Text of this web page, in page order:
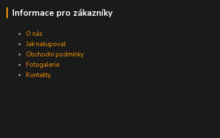
Informace pro zákazníky
O nás
Jak nakupovat
Obchodní podmínky
Fotogalerie
Kontakty